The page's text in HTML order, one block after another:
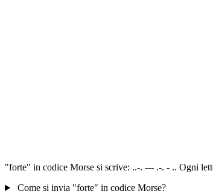
"forte" in codice Morse si scrive: ..-. --- .-. - .. Ogni
Come si invia "forte" in codice Morse?